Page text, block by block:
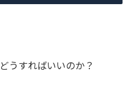
うすればいいのか？